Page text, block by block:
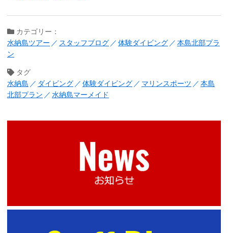
カテゴリー：
水納島ツアー
スタッフブログ 体験ダイビング
本島北部プラ
ン
タグ
水納島
ダイビング 体験ダイビング マリンスポーツ
本島
北部プラン
水納島マーメイド